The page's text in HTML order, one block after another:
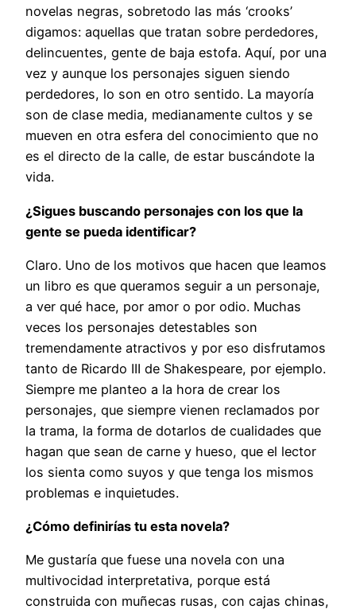
novelas negras, sobretodo las más ‘crooks’
digamos: aquellas que tratan sobre perdedores,
delincuentes, gente de baja estofa. Aquí, por una
vez y aunque los personajes siguen siendo
perdedores, lo son en otro sentido. La mayoría
son de clase media, medianamente cultos y se
mueven en otra esfera del conocimiento que no
es el directo de la calle, de estar buscándote la
vida.
¿Sigues buscando personajes con los que la
gente se pueda identificar?
Claro. Uno de los motivos que hacen que leamos
un libro es que queramos seguir a un personaje,
a ver qué hace, por amor o por odio. Muchas
veces los personajes detestables son
tremendamente atractivos y por eso disfrutamos
tanto de Ricardo III de Shakespeare, por ejemplo.
Siempre me planteo a la hora de crear los
personajes, que siempre vienen reclamados por
la trama, la forma de dotarlos de cualidades que
hagan que sean de carne y hueso, que el lector
los sienta como suyos y que tenga los mismos
problemas e inquietudes.
¿Cómo definirías tu esta novela?
Me gustaría que fuese una novela con una
multivocidad interpretativa, porque está
construida con muñecas rusas, con cajas chinas,